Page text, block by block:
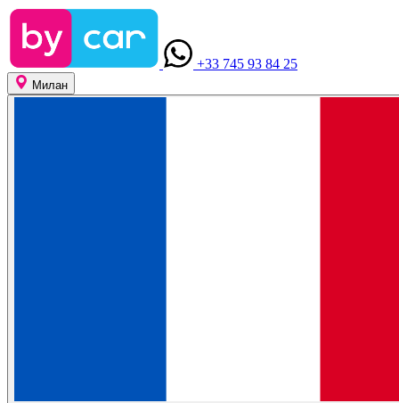
+33 745 93 84 25
Милан